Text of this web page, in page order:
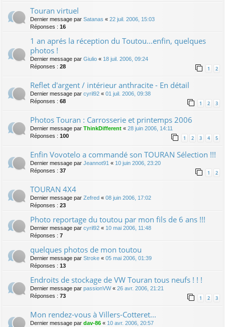
Touran virtuel
Dernier message par Satanas « 22 juil. 2006, 15:03
Réponses : 16
1 an aprés la réception du Toutou...enfin, quelques
photos !
Dernier message par Giulio « 18 juil. 2006, 09:24
Réponses : 28 1 2
Reflet d'argent / intérieur anthracite - En détail
Dernier message par cyril92 « 01 juil. 2006, 09:38
Réponses : 68 1 2 3
Photos Touran : Carrosserie et printemps 2006
Dernier message par ThinkDifferent « 28 juin 2006, 14:11
Réponses : 100 1 2 3 4 5
Enfin Vovotelo a commandé son TOURAN Sélection !!!
Dernier message par Jeannot91 « 10 juin 2006, 23:20
Réponses : 37 1 2
TOURAN 4X4
Dernier message par Zefred « 08 juin 2006, 17:02
Réponses : 23
Photo reportage du toutou par mon fils de 6 ans !!!
Dernier message par cyril92 « 10 mai 2006, 11:48
Réponses : 7
quelques photos de mon toutou
Dernier message par Stroke « 05 mai 2006, 01:39
Réponses : 13
Endroits de stockage de VW Touran tous neufs ! ! !
Dernier message par passionVW« 26 avr. 2006, 21:21
Réponses : 73 1 2 3
Mon rendez-vous à Villers-Cotteret...
Dernier message par dav-86 « 10 avr. 2006, 20:57